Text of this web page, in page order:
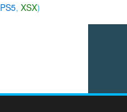
PS5,XSX)